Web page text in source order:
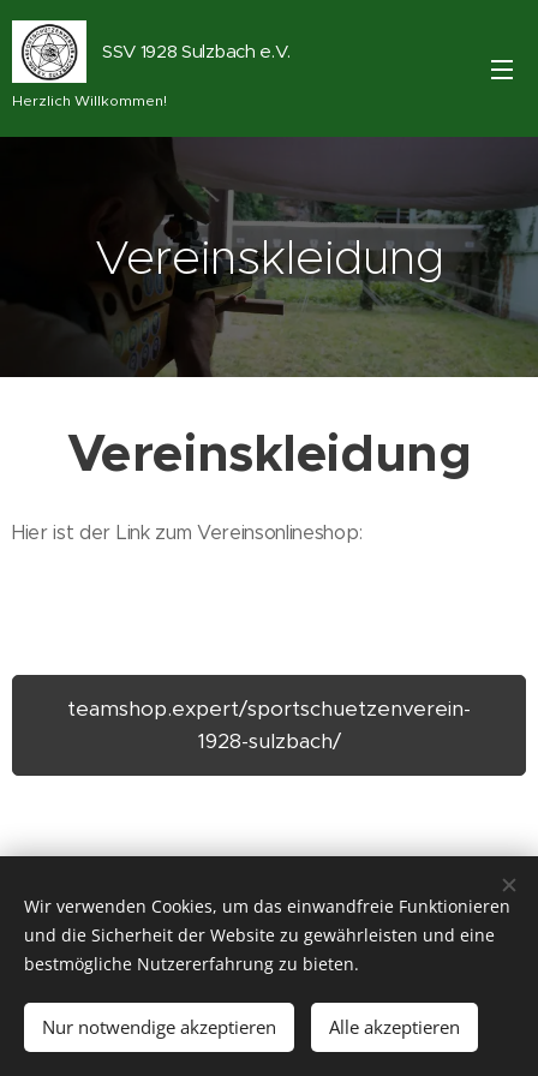
SSV 1928 Sulzbach e.V.
Herzlich Willkommen!
Vereinskleidung
Vereinskleidung
Hier ist der Link zum Vereinsonlineshop:
teamshop.expert/sportschuetzenverein-
1928-sulzbach/
© SSV Sulzbach 2022
Wir verwenden Cookies, um das einwandfreie Funktionieren
und die Sicherheit der Website zu gewährleisten und eine
bestmögliche Nutzererfahrung zu bieten.
Nur notwendige akzeptieren Alle akzeptieren